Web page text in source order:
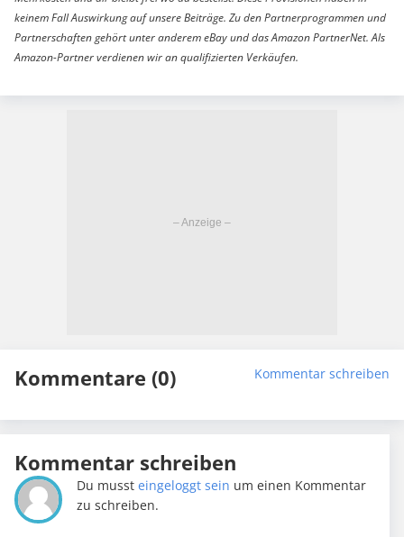
keinem Fall Auswirkung auf unsere Beiträge. Zu den Partnerprogrammen und
Partnerschaften gehört unter anderem eBay und das Amazon PartnerNet. Als
Amazon-Partner verdienen wir an qualifizierten Verkäufen.
Kommentare (0) Kommentar schreiben
Kommentar schreiben
Du mussteingeloggt sein um einen Kommentar
zu schreiben.